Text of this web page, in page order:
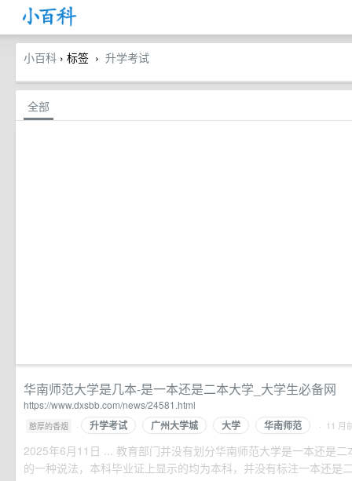
小百科 › 标签 › 升学考试
全部
华南师范大学是几本-是一本还是二本大学_大学生必备网
https://www.dxsbb.com/news/24581.html
憨厚的香烟 · 升学考试 广州大学城 大学 华南师范 · 11 月
2025年6月11日 ... 教育部门并没有划分华南师范大学是一本还是
的一种说法，本科毕业证上显示的均为本科，并没有标注一本还是